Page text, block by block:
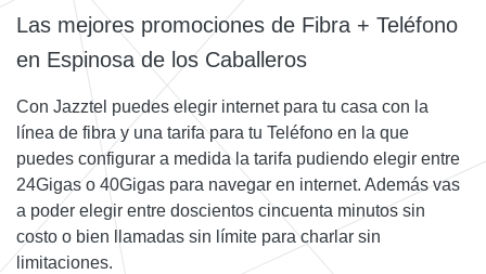
Las mejores promociones de Fibra + Teléfono
en Espinosa de los Caballeros
Con Jazztel puedes elegir internet para tu casa con la
línea de fibra y una tarifa para tu Teléfono en la que
puedes configurar a medida la tarifa pudiendo elegir entre
24Gigas o 40Gigas para navegar en internet. Además vas
a poder elegir entre doscientos cincuenta minutos sin
costo o bien llamadas sin límite para charlar sin
limitaciones.